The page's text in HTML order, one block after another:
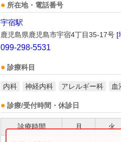
所在地・電話番号
宇宿駅
鹿児島県鹿児島市宇宿4丁目35-17号 [
099-298-5531
診療科目
内科 神経内科 アレルギー科 血
診療/受付時間・休診日
診療時間 月 火